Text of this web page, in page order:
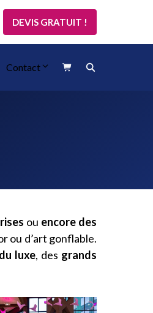
DEVIS GRATUIT !
Contact
ou encore des
ou d’art gonflable.
luxe, des grands